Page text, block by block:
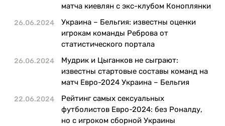
матча киевлян с экс-клубом Коноплянки
26.06.2024
Украина – Бельгия: известны оценки
игрокам команды Реброва от
статистического портала
26.06.2024
Мудрик и Цыганков не сыграют:
известны стартовые составы команд на
матч Евро-2024 Украина – Бельгия
22.06.2024
Рейтинг самых сексуальных
футболистов Евро-2024: без Роналду,
но с игроком сборной Украины